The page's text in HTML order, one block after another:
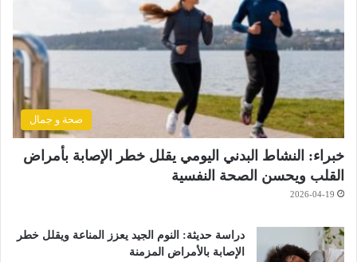
صحة و جمال
خبراء: النشاط البدني اليومي يقلل خطر الإصابة بأمراض
القلب ويحسن الصحة النفسية
2026-04-19
دراسة حديثة: النوم الجيد يعزز المناعة ويقلل خطر
الإصابة بالأمراض المزمنة